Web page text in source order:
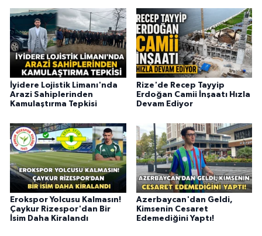
İyidere Lojistik Limanı'nda
Arazi Sahiplerinden
Kamulaştırma Tepkisi
Rize'de Recep Tayyip
Erdoğan Camii İnşaatı Hızla
Devam Ediyor
Erokspor Yolcusu Kalmasın!
Çaykur Rizespor'dan Bir
İsim Daha Kiralandı
Azerbaycan'dan Geldi,
Kimsenin Cesaret
Edemediğini Yaptı!